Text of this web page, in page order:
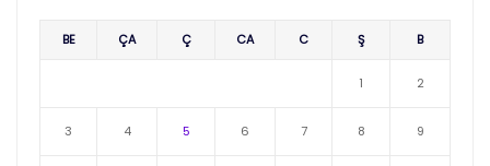
BE ÇA Ç CA C Ş B
1 2
3 4 5 6 7 8 9